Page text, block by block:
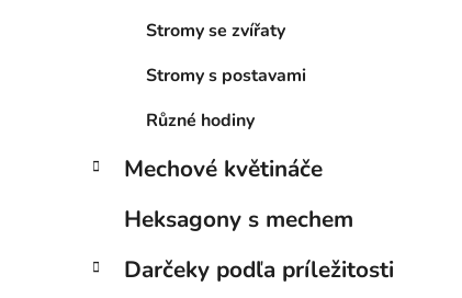
Stromy se zvířaty
Stromy s postavami
Různé hodiny
Mechové květináče
Heksagony s mechem
Darčeky podľa príležitosti